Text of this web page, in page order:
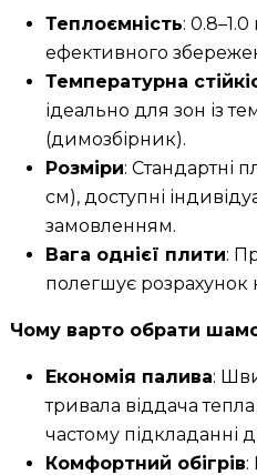
Теплоємність:
ефективного
Температурна
ідеально для зон із
(димозбірник).
Розміри: Стандартні
см), доступні
замовленням.
Вага однієї плити:
полегшує розрахунок
Чому варто обрати
Економія палива:
тривала віддача
частому підкладанні
Комфортний обігрів: